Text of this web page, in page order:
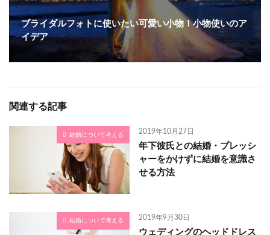
ブライダルフォトに使いたい可愛い小物！小物使いのア
イデア
関連する記事
結婚について考える 2019年10月27日
年下彼氏との結婚・プレッシ
ャーをかけずに結婚を意識さ
せる方法
結婚について考える 2019年9月30日
ウェディングのヘッドドレス